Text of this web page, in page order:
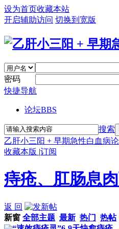
设为首页收藏本站
开启辅助访问 切换到宽版
密码
快捷导航
论坛BBS
搜索
乙肝小三阳 + 早期急性白血病
收藏本版 |订阅
痔疮、肛肠息
返 回
新窗 全部主题 最新 热门 热帖